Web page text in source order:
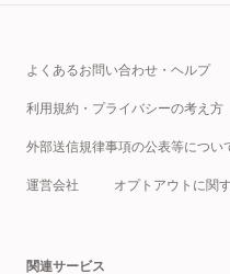
よくあるお問い合わせ・ヘルプ
利用規約・プライバシーの考え方
外部送信規律事項の公表等につい
運営会社 オプトアウトに関
関連サービス